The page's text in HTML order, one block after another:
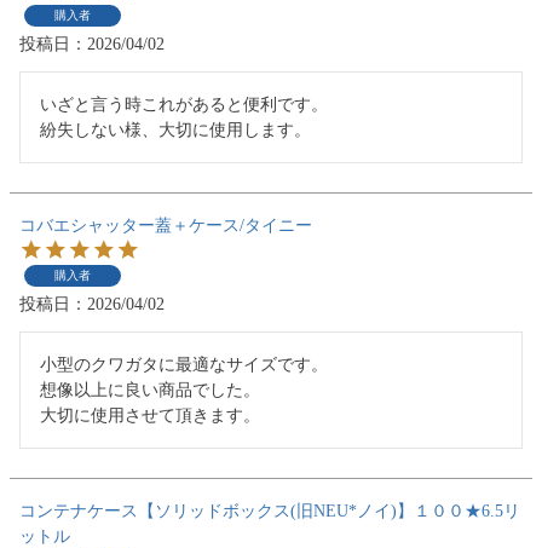
購入者
投稿日 2026/04/02
いざと言う時これがあると便利です。
紛失しない様、大切に使用します。
コバエシャッター蓋＋ケース/タイニー
購入者
投稿日 2026/04/02
小型のクワガタに最適なサイズです。
想像以上に良い商品でした。
大切に使用させて頂きます。
コンテナケース【ソリッドボックス(旧NEU*ノイ)】１００★6.5リ
ットル